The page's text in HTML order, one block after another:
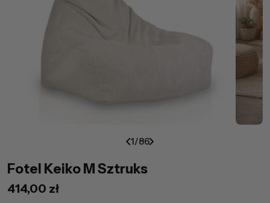
1/86
Fotel Keiko M Sztruks
Cena
414,00 zł